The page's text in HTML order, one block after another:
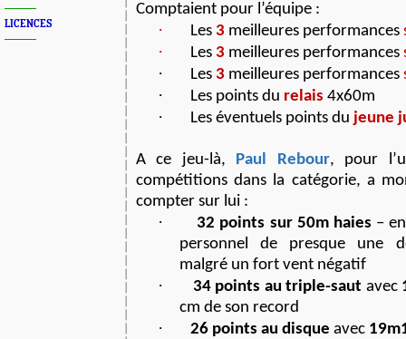
LICENCES
Comptaient pour l’équipe :
· Les 3 meilleures performances
· Les 3 meilleures performances
· Les 3 meilleures performances
· Les points du relais 4x60m
· Les éventuels points du jeune
A ce jeu-là, Paul Rebour, pour
compétitions dans la catégorie, a
compter sur lui :
· 32 points sur 50m haies –
personnel de presque une
malgré un fort vent négatif
· 34 points au triple-saut avec
cm de son record
· 26 points au disque avec